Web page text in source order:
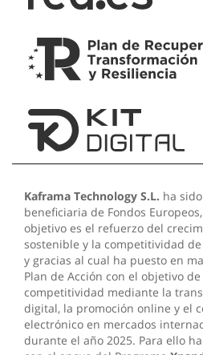
Kaframa Technology S.L. ha sido
beneficiaria de Fondos
objetivo es el refuerzo del
sostenible y la competitividad de
y gracias al cual ha puesto en
Plan de Acción con el objetivo
competitividad mediante la
digital, la promoción online y el
electrónico en mercados
durante el año 2025. Para ello